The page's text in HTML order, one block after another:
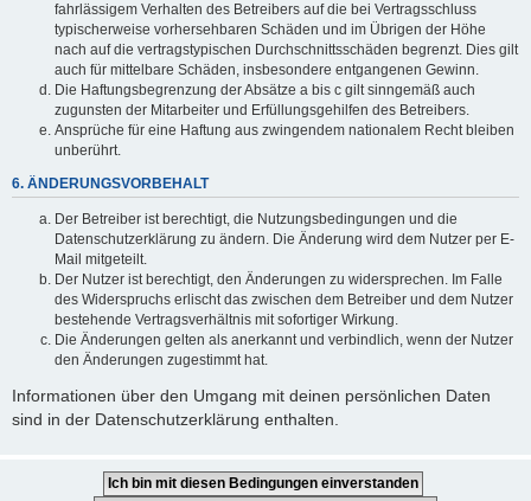
fahrlässigem Verhalten des Betreibers auf die bei Vertragsschluss
typischerweise vorhersehbaren Schäden und im Übrigen der Höhe
nach auf die vertragstypischen Durchschnittsschäden begrenzt. Dies gilt
auch für mittelbare Schäden, insbesondere entgangenen Gewinn.
Die Haftungsbegrenzung der Absätze a bis c gilt sinngemäß auch
zugunsten der Mitarbeiter und Erfüllungsgehilfen des Betreibers.
Ansprüche für eine Haftung aus zwingendem nationalem Recht bleiben
unberührt.
6. ÄNDERUNGSVORBEHALT
Der Betreiber ist berechtigt, die Nutzungsbedingungen und die
Datenschutzerklärung zu ändern. Die Änderung wird dem Nutzer per E-
Mail mitgeteilt.
Der Nutzer ist berechtigt, den Änderungen zu widersprechen. Im Falle
des Widerspruchs erlischt das zwischen dem Betreiber und dem Nutzer
bestehende Vertragsverhältnis mit sofortiger Wirkung.
Die Änderungen gelten als anerkannt und verbindlich, wenn der Nutzer
den Änderungen zugestimmt hat.
Informationen über den Umgang mit deinen persönlichen Daten
sind in der Datenschutzerklärung enthalten.